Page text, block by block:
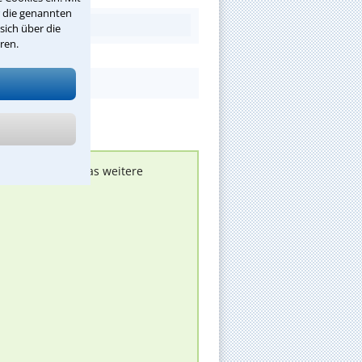
genannten
über die
melden, um das weitere